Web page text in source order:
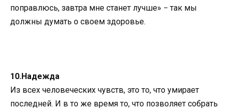
поправлюсь, завтра мне станет лучше» − так мы
должны думать о своем здоровье.
10.Надежда
Из всех человеческих чувств, это то, что умирает
последней. И в то же время то, что позволяет собрать